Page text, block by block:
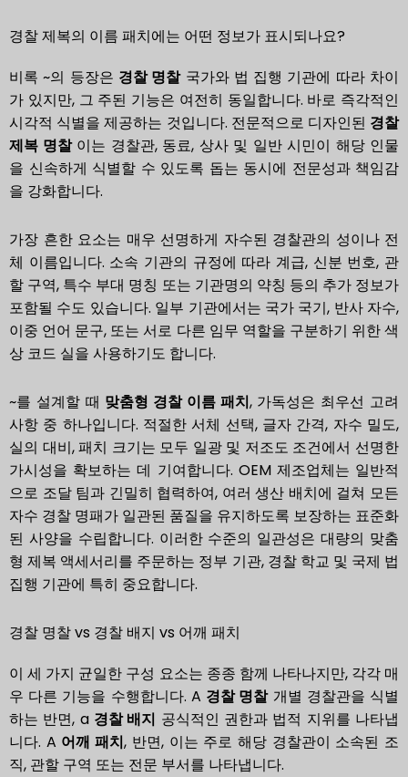
경찰 제복의 이름 패치에는 어떤 정보가 표시되나요?
비록 ~의 등장은 경찰 명찰국가와 법 집행 기관에 따라 차이
가 있지만, 그 주된 기능은 여전히 동일합니다. 바로 즉각적인
시각적 식별을 제공하는 것입니다. 전문적으로 디자인된 경찰
제복 명찰이는 경찰관, 동료, 상사 및 일반 시민이 해당 인물
을 신속하게 식별할 수 있도록 돕는 동시에 전문성과 책임감
을 강화합니다.
가장 흔한 요소는 매우 선명하게 자수된 경찰관의 성이나 전
체 이름입니다. 소속 기관의 규정에 따라 계급, 신분 번호, 관
할 구역, 특수 부대 명칭 또는 기관명의 약칭 등의 추가 정보가
포함될 수도 있습니다. 일부 기관에서는 국가 국기, 반사 자수,
이중 언어 문구, 또는 서로 다른 임무 역할을 구분하기 위한 색
상 코드 실을 사용하기도 합니다.
~를 설계할 때 맞춤형 경찰 이름 패치, 가독성은 최우선 고려
사항 중 하나입니다. 적절한 서체 선택, 글자 간격, 자수 밀도,
실의 대비, 패치 크기는 모두 일광 및 저조도 조건에서 선명한
가시성을 확보하는 데 기여합니다. OEM 제조업체는 일반적
으로 조달 팀과 긴밀히 협력하여, 여러 생산 배치에 걸쳐 모든
자수 경찰 명패가 일관된 품질을 유지하도록 보장하는 표준화
된 사양을 수립합니다. 이러한 수준의 일관성은 대량의 맞춤
형 제복 액세서리를 주문하는 정부 기관, 경찰 학교 및 국제 법
집행 기관에 특히 중요합니다.
경찰 명찰 vs 경찰 배지 vs 어깨 패치
이 세 가지 균일한 구성 요소는 종종 함께 나타나지만, 각각 매
우 다른 기능을 수행합니다. A 경찰 명찰개별 경찰관을 식별
하는 반면, a 경찰 배지 공식적인 권한과 법적 지위를 나타냅
니다. A 어깨 패치, 반면, 이는 주로 해당 경찰관이 소속된 조
직, 관할 구역 또는 전문 부서를 나타냅니다.